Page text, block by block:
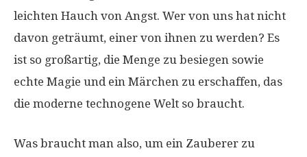
leichten Hauch von Angst. Wer von uns hat nicht
davon geträumt, einer von ihnen zu werden? Es
ist so großartig, die Menge zu besiegen sowie
echte Magie und ein Märchen zu erschaffen, das
die moderne technogene Welt so braucht.
Was braucht man also, um ein Zauberer zu